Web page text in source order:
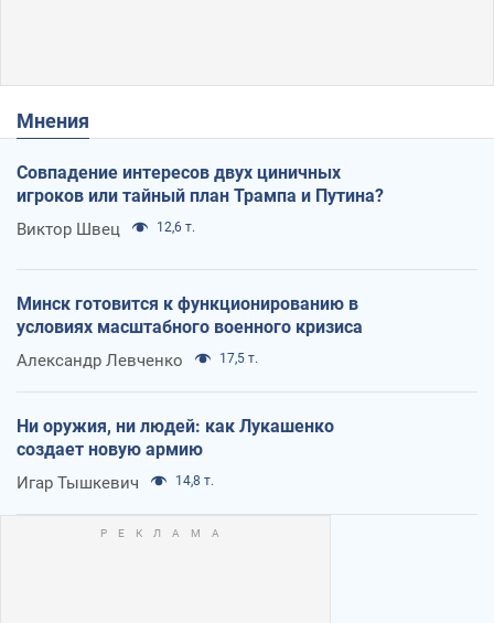
Мнения
Совпадение интересов двух циничных
игроков или тайный план Трампа и Путина?
Виктор Швец 12,6 т.
Минск готовится к функционированию в
условиях масштабного военного кризиса
Александр Левченко 17,5 т.
Ни оружия, ни людей: как Лукашенко
создает новую армию
Игар Тышкевич 14,8 т.